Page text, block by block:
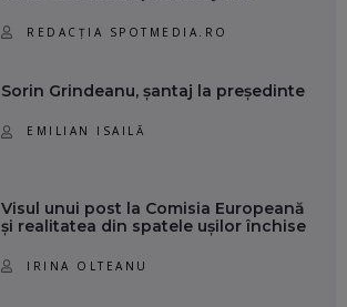
REDACȚIA SPOTMEDIA.RO
Sorin Grindeanu, șantaj la președinte
EMILIAN ISAILĂ
Visul unui post la Comisia Europeană
și realitatea din spatele ușilor închise
IRINA OLTEANU